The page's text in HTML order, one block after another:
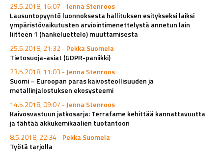
29.5.2018, 16:07 -Jenna Stenroos
Lausuntopyyntö luonnoksesta hallituksen esitykseksi laiksi
ympäristövaikutusten arviointimenettelystä annetun lain
liitteen 1 (hankeluettelo) muuttamisesta
25.5.2018, 21:32 -Pekka Suomela
Tietosuoja-asiat (GDPR-paniikki)
23.5.2018, 11:03 -Jenna Stenroos
Suomi – Euroopan paras kaivosteollisuuden ja
metallinjalostuksen ekosysteemi
14.5.2018, 09:07 -Jenna Stenroos
Kaivosvastuun jatkosarja: Terrafame kehittää kannattavuutta
ja tähtää akkukemikaalien tuotantoon
8.5.2018, 22:34 -Pekka Suomela
Työtä tarjolla